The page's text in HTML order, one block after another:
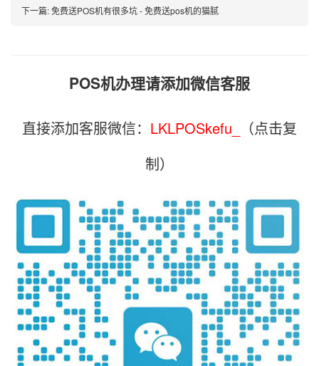
下一篇:免费送POS机有很多坑 - 免费送pos机的猫腻
POS机办理请添加微信客服
直接添加客服微信： LKLPOSkefu_
（点击复
制）